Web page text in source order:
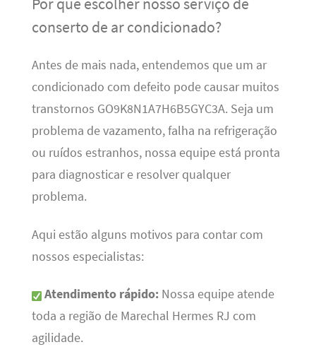
conserto de ar condicionado?
Antes de mais nada, entendemos que um ar
condicionado com defeito pode causar muitos
transtornos GO9K8N1A7H6B5GYC3A. Seja um
problema de vazamento, falha na refrigeração
ou ruídos estranhos, nossa equipe está pronta
para diagnosticar e resolver qualquer
problema.
Aqui estão alguns motivos para contar com
nossos especialistas:
Atendimento rápido:Nossa equipe atende
toda a região de Marechal Hermes RJ com
agilidade.